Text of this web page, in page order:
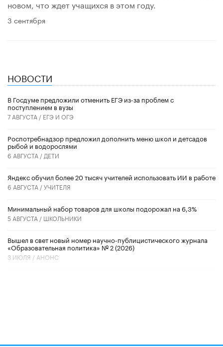
новом, что ждет учащихся в этом году.
3 сентября
НОВОСТИ
В Госдуме предложили отменить ЕГЭ из-за проблем с
поступлением в вузы
7 АВГУСТА / ЕГЭ И ОГЭ
Роспотребнадзор предложил дополнить меню школ и детсадов
рыбой и водорослями
6 АВГУСТА / ДЕТИ
​Яндекс обучил более 20 тысяч учителей использовать ИИ в работе
6 АВГУСТА /УЧИТЕЛЯ
Минимальный набор товаров для школы подорожал на 6,3%
5 АВГУСТА / ШКОЛЬНИКИ
Вышел в свет новый номер научно-публицистического журнала
«Образовательная политика» № 2 (2026)
3 ИЮЛЯ / АНОНС